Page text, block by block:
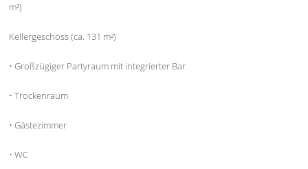
m²)
Kellergeschoss (ca. 131 m²)
• Großzügiger Partyraum mit integrierter Bar
• Trockenraum
• Gästezimmer
• WC